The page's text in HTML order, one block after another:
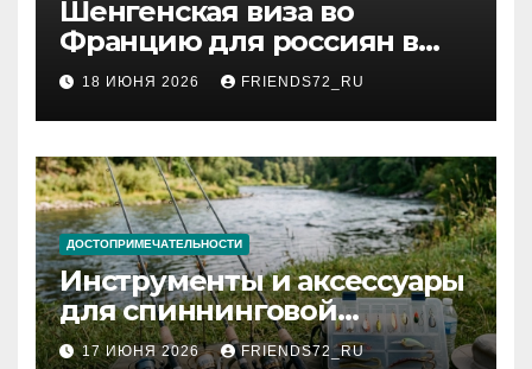
Шенгенская виза во
Францию для россиян в
2026 году: сроки от 3 дней
и список необходимых
документов
18 ИЮНЯ 2026 FRIENDS72_RU
ДОСТОПРИМЕЧАТЕЛЬНОСТИ
Инструменты и аксессуары
для спиннинговой
рыбалки: назначение и
17 ИЮНЯ 2026 FRIENDS72_RU